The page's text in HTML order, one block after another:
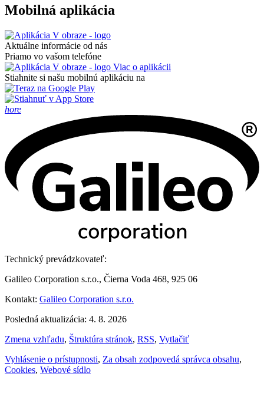
Mobilná aplikácia
Aktuálne informácie od nás
Priamo vo vašom telefóne
Viac o aplikácii
Stiahnite si našu mobilnú aplikáciu na
hore
Technický prevádzkovateľ:
Galileo Corporation s.r.o., Čierna Voda 468, 925 06
Kontakt: Galileo Corporation s.r.o.
Posledná aktualizácia: 4. 8. 2026
Zmena vzhľadu, Štruktúra stránok, RSS, Vytlačiť
Vyhlásenie o prístupnosti, Za obsah zodpovedá správca obsahu,
Cookies, Webové sídlo